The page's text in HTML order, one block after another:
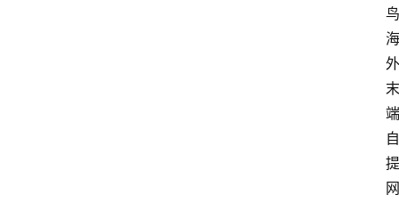
鸟
海
外
末
端
自
提
网